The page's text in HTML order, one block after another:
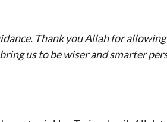
Thank you Allah for
us to be wiser and smarter